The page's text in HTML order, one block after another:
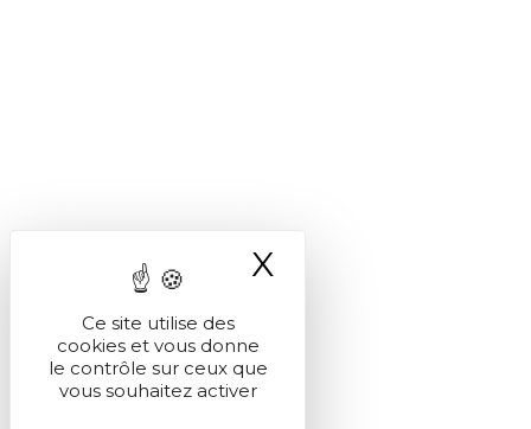
Ce site utilise des
cookies et vous donne
le contrôle sur ceux que
vous souhaitez activer
X